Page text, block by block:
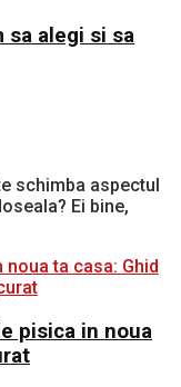
sa alegi si sa
schimba aspectul
Ei bine,
pisica in noua